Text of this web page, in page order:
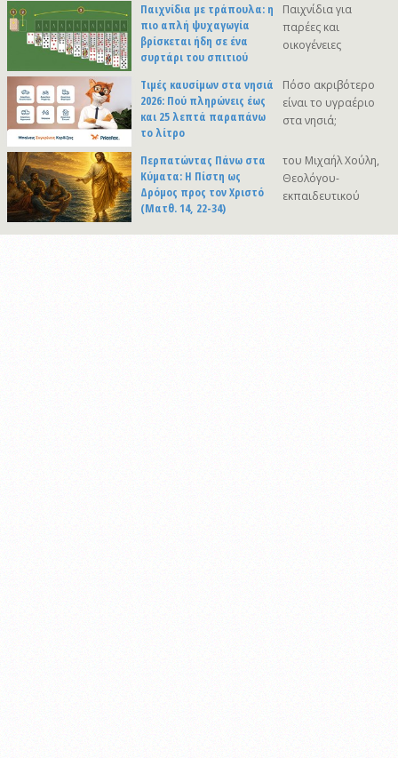
Παιχνίδια με τράπουλα: η
πιο απλή ψυχαγωγία
βρίσκεται ήδη σε ένα
συρτάρι του σπιτιού
Παιχνίδια για
παρέες και
οικογένειες
Τιμές καυσίμων στα νησιά
2026: Πού πληρώνεις έως
και 25 λεπτά παραπάνω
το λίτρο
Πόσο ακριβότερο
είναι το υγραέριο
στα νησιά;
Περπατώντας Πάνω στα
Κύματα: Η Πίστη ως
Δρόμος προς τον Χριστό
(Ματθ. 14, 22-34)
του Μιχαήλ Χούλη,
Θεολόγου-
εκπαιδευτικού